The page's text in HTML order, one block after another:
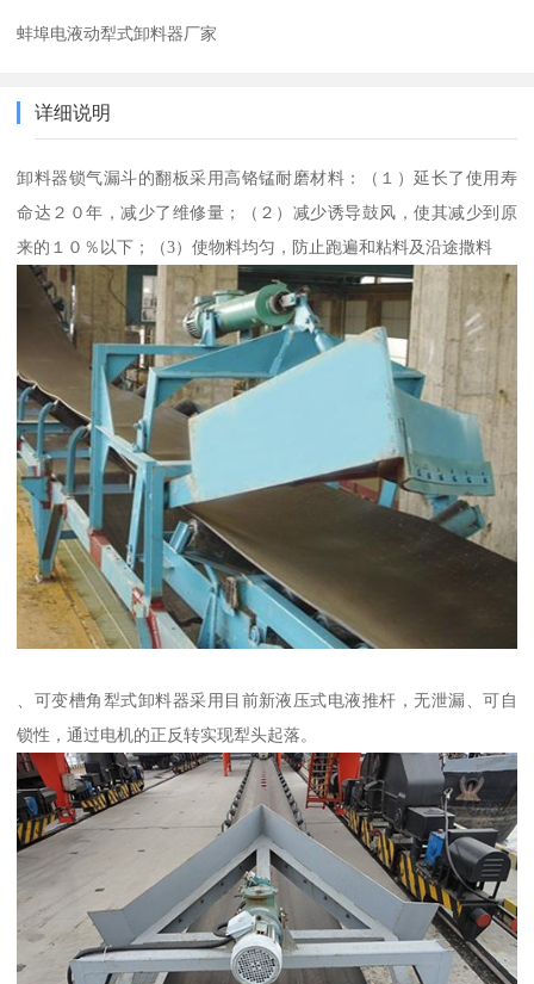
蚌埠电液动犁式卸料器厂家
详细说明
卸料器锁气漏斗的翻板采用高铬锰耐磨材料：（１）延长了使用寿
命达２０年，减少了维修量；（２）减少诱导鼓风，使其减少到原
来的１０％以下；（3）使物料均匀，防止跑遍和粘料及沿途撒料
、可变槽角犁式卸料器采用目前新液压式电液推杆，无泄漏、可自
锁性，通过电机的正反转实现犁头起落。